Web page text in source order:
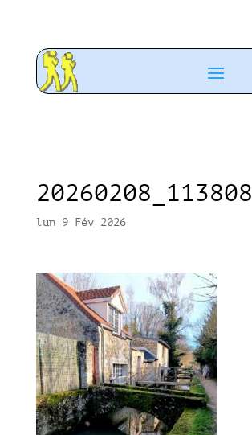
20260208_113808
lun 9 Fév 2026